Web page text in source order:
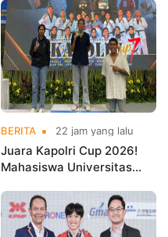
BERITA 22 jam yang lalu
Juara Kapolri Cup 2026!
Mahasiswa Universitas
Nama Kampus di Kejurnas
Taekwondo